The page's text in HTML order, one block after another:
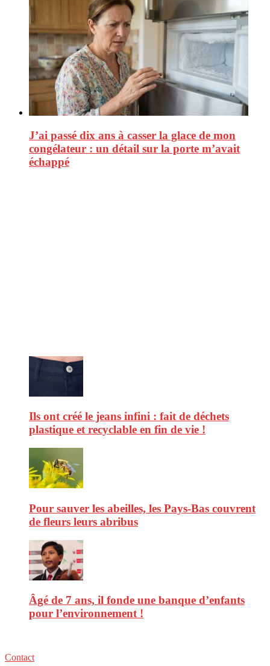
J’ai passé dix ans à casser la glace de mon
congélateur : un détail sur la porte m’avait
échappé
Ils ont créé le jeans infini : fait de déchets
plastique et recyclable en fin de vie !
Pour sauver les abeilles, les Pays-Bas couvrent
de fleurs leurs abribus
Âgé de 7 ans, il fonde une banque d’enfants
pour l’environnement !
Contact